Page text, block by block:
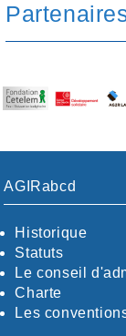
AGIRabcd
Historique
Statuts
Le conseil
Charte
Les